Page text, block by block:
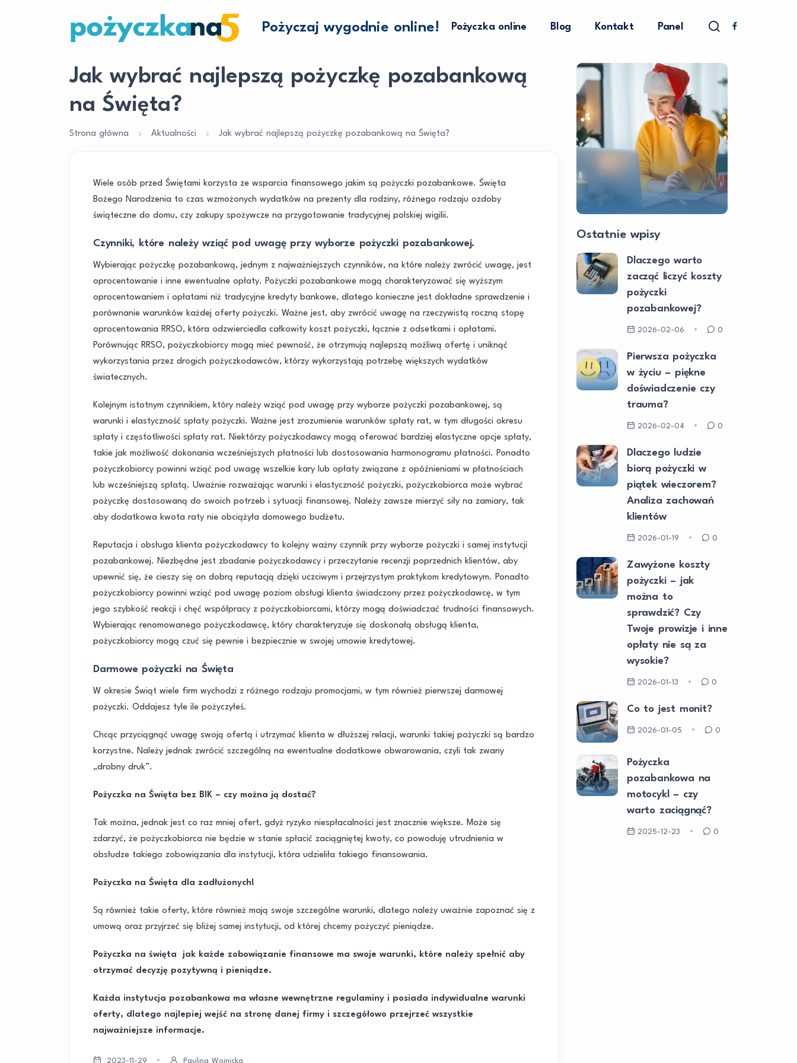
Pożyczaj wygodnie online! Pożyczka online Blog Kontakt Panel
Jak wybrać najlepszą pożyczkę pozabankową
na Święta?
Strona główna Aktualności Jak wybrać najlepszą pożyczkę pozabankową na Święta?
Wiele osób przed Świętami korzysta ze wsparcia finansowego jakim są pożyczki pozabankowe. Święta
Bożego Narodzenia to czas wzmożonych wydatków na prezenty dla rodziny, różnego rodzaju ozdoby
świąteczne do domu, czy zakupy spożywcze na przygotowanie tradycyjnej polskiej wigilii.
Czynniki, które należy wziąć pod uwagę przy wyborze pożyczki pozabankowej.
Wybierając pożyczkę pozabankową, jednym z najważniejszych czynników, na które należy zwrócić uwagę, jest
oprocentowanie i inne ewentualne opłaty. Pożyczki pozabankowe mogą charakteryzować się wyższym
oprocentowaniem i opłatami niż tradycyjne kredyty bankowe, dlatego konieczne jest dokładne sprawdzenie i
porównanie warunków każdej oferty pożyczki. Ważne jest, aby zwrócić uwagę na rzeczywistą roczną stopę
oprocentowania RRSO, która odzwierciedla całkowity koszt pożyczki, łącznie z odsetkami i opłatami.
Porównując RRSO, pożyczkobiorcy mogą mieć pewność, że otrzymują najlepszą możliwą ofertę i uniknąć
wykorzystania przez drogich pożyczkodawców, którzy wykorzystają potrzebę większych wydatków
światecznych.
Kolejnym istotnym czynnikiem, który należy wziąć pod uwagę przy wyborze pożyczki pozabankowej, są
warunki i elastyczność spłaty pożyczki. Ważne jest zrozumienie warunków spłaty rat, w tym długości okresu
spłaty i częstotliwości spłaty rat. Niektórzy pożyczkodawcy mogą oferować bardziej elastyczne opcje spłaty,
takie jak możliwość dokonania wcześniejszych płatności lub dostosowania harmonogramu płatności. Ponadto
pożyczkobiorcy powinni wziąć pod uwagę wszelkie kary lub opłaty związane z opóźnieniami w płatnościach
lub wcześniejszą spłatą. Uważnie rozważając warunki i elastyczność pożyczki, pożyczkobiorca może wybrać
pożyczkę dostosowaną do swoich potrzeb i sytuacji finansowej. Należy zawsze mierzyć siły na zamiary, tak
aby dodatkowa kwota raty nie obciążyła domowego budżetu.
Reputacja i obsługa klienta pożyczkodawcy to kolejny ważny czynnik przy wyborze pożyczki i samej instytucji
pozabankowej. Niezbędne jest zbadanie pożyczkodawcy i przeczytanie recenzji poprzednich klientów, aby
upewnić się, że cieszy się on dobrą reputacją dzięki uczciwym i przejrzystym praktykom kredytowym. Ponadto
pożyczkobiorcy powinni wziąć pod uwagę poziom obsługi klienta świadczony przez pożyczkodawcę, w tym
jego szybkość reakcji i chęć współpracy z pożyczkobiorcami, którzy mogą doświadczać trudności finansowych.
Wybierając renomowanego pożyczkodawcę, który charakteryzuje się doskonałą obsługą klienta,
pożyczkobiorcy mogą czuć się pewnie i bezpiecznie w swojej umowie kredytowej.
Darmowe pożyczki na Święta
W okresie Świąt wiele firm wychodzi z różnego rodzaju promocjami, w tym również pierwszej darmowej
pożyczki. Oddajesz tyle ile pożyczyłeś.
Chcąc przyciągnąć uwagę swoją ofertą i utrzymać klienta w dłuższej relacji, warunki takiej pożyczki są bardzo
korzystne. Należy jednak zwrócić szczególną na ewentualne dodatkowe obwarowania, czyli tak zwany
„drobny druk”.
Pożyczka na Święta bez BIK – czy można ją dostać?
Tak można, jednak jest co raz mniej ofert, gdyż ryzyko niespłacalności jest znacznie większe. Może się
zdarzyć, że pożyczkobiorca nie będzie w stanie spłacić zaciągniętej kwoty, co powoduję utrudnienia w
obsłudze takiego zobowiązania dla instytucji, która udzieliła takiego finansowania.
Pożyczka na Święta dla zadłużonych!
Są również takie oferty, które również mają swoje szczególne warunki, dlatego należy uważnie zapoznać się z
umową oraz przyjrzeć się bliżej samej instytucji, od której chcemy pożyczyć pieniądze.
Pożyczka na święta jak każde zobowiązanie finansowe ma swoje warunki, które należy spełnić aby
otrzymać decyzję pozytywną i pieniądze.
Każda instytucja pozabankowa ma własne wewnętrzne regulaminy i posiada indywidualne warunki
oferty, dlatego najlepiej wejść na stronę danej firmy i szczegółowo przejrzeć wszystkie
najważniejsze informacje.
2023-11-29 Paulina Wojnicka
Ostatnie wpisy
Dlaczego warto
zacząć liczyć koszty
pożyczki
pozabankowej?
2026-02-06 0
Pierwsza pożyczka
w życiu – piękne
doświadczenie czy
trauma?
2026-02-04 0
Dlaczego ludzie
biorą pożyczki w
piątek wieczorem?
Analiza zachowań
klientów
2026-01-19 0
Zawyżone koszty
pożyczki – jak
można to
sprawdzić? Czy
Twoje prowizje i inne
opłaty nie są za
wysokie?
2026-01-13 0
Co to jest monit?
2026-01-05 0
Pożyczka
pozabankowa na
motocykl – czy
warto zaciągnąć?
2025-12-23 0